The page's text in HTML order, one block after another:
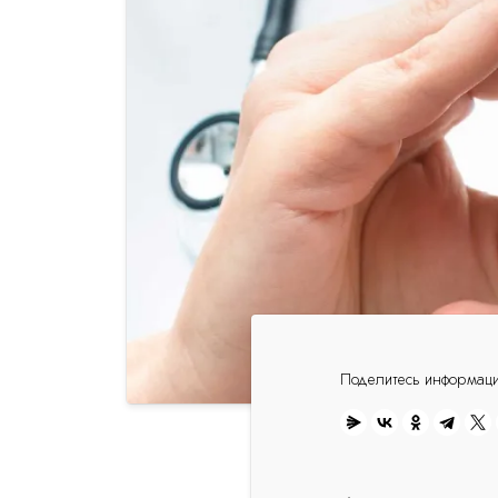
Поделитесь